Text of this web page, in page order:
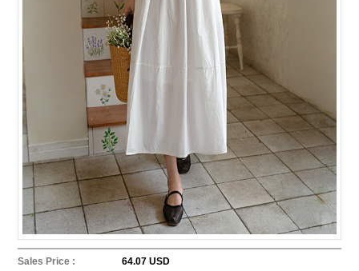
Sales Price : 64.07 USD